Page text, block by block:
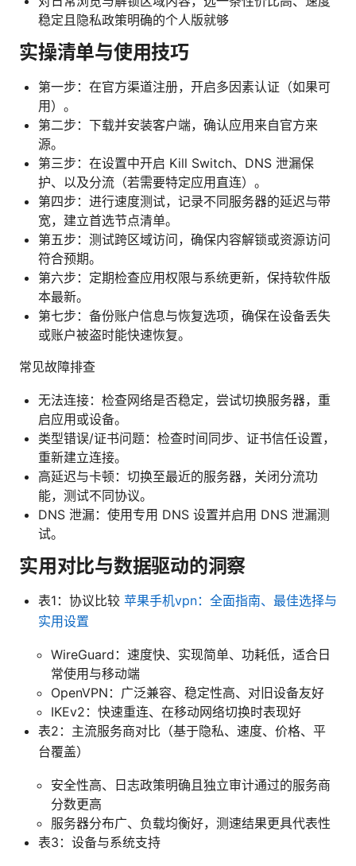
稳定且隐私政策明确的个人版就够
实操清单与使用技巧
第一步：在官方渠道注册，开启多因素认证（如果可
用）。
第二步：下载并安装客户端，确认应用来自官方来
源。
第三步：在设置中开启 Kill Switch、DNS 泄漏保
护、以及分流（若需要特定应用直连）。
第四步：进行速度测试，记录不同服务器的延迟与带
宽，建立首选节点清单。
第五步：测试跨区域访问，确保内容解锁或资源访问
符合预期。
第六步：定期检查应用权限与系统更新，保持软件版
本最新。
第七步：备份账户信息与恢复选项，确保在设备丢失
或账户被盗时能快速恢复。
常见故障排查
无法连接：检查网络是否稳定，尝试切换服务器，重
启应用或设备。
类型错误/证书问题：检查时间同步、证书信任设置，
重新建立连接。
高延迟与卡顿：切换至最近的服务器，关闭分流功
能，测试不同协议。
DNS 泄漏：使用专用 DNS 设置并启用 DNS 泄漏测
试。
实用对比与数据驱动的洞察
表1：协议比较 苹果手机vpn：全面指南、最佳选择与
实用设置
WireGuard：速度快、实现简单、功耗低，适合日
常使用与移动端
OpenVPN：广泛兼容、稳定性高、对旧设备友好
IKEv2：快速重连、在移动网络切换时表现好
表2：主流服务商对比（基于隐私、速度、价格、平
台覆盖）
安全性高、日志政策明确且独立审计通过的服务商
分数更高
服务器分布广、负载均衡好，测速结果更具代表性
表3：设备与系统支持